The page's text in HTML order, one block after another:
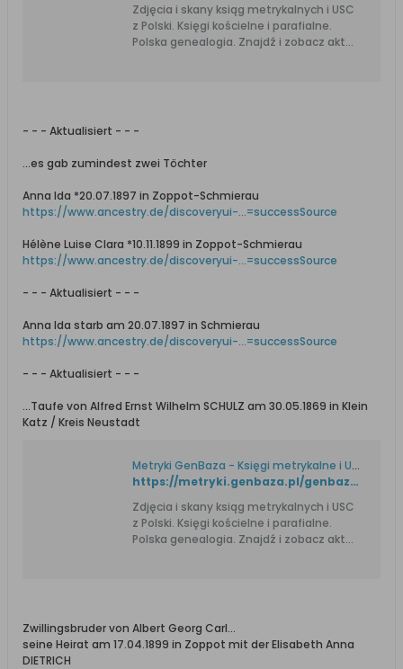
Zdjęcia i skany ksiąg metrykalnych i USC
z Polski. Księgi kościelne i parafialne.
Polska genealogia. Znajdź i zobacz akt
- - - Aktualisiert - - -
…es gab zumindest zwei Töchter
Anna Ida *20.07.1897 in Zoppot-Schmierau
https://www.ancestry.de/discoveryui-...=successSource
Hélène Luise Clara *10.11.1899 in Zoppot-Schmierau
https://www.ancestry.de/discoveryui-...=successSource
- - - Aktualisiert - - -
Anna Ida starb am 20.07.1897 in Schmierau
https://www.ancestry.de/discoveryui-...=successSource
- - - Aktualisiert - - -
...Taufe von Alfred Ernst Wilhelm SCHULZ am 30.05.1869 in Klein
Katz / Kreis Neustadt
Metryki GenBaza - Księgi metrykalne i USC. Genealogia.
https://metryki.genbaza.pl/genbaza,detail,428683,19
Zdjęcia i skany ksiąg metrykalnych i USC
z Polski. Księgi kościelne i parafialne.
Polska genealogia. Znajdź i zobacz akt
Zwillingsbruder von Albert Georg Carl...
seine Heirat am 17.04.1899 in Zoppot mit der Elisabeth Anna
DIETRICH